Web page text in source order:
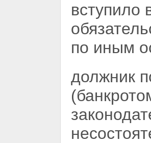
вступило
по иным
должник